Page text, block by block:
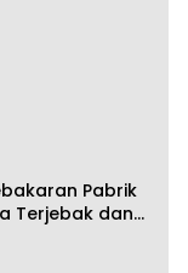
Pabrik
Terjebak dan